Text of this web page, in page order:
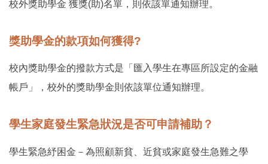
校外獎助學金 獲獎(助)名單，則依該單通知辦理。
獎助學金的款項如何獲得?
校內獎助學金的撥款方式是「匯入學生在專區所設定的金融
帳戶」，校外的獎助學金則依該單位通知辦理。
學生家庭發生緊急狀況是否可申請補助？
學生緊急紓困金－為照顧新貧、近貧或家庭發生急難之學